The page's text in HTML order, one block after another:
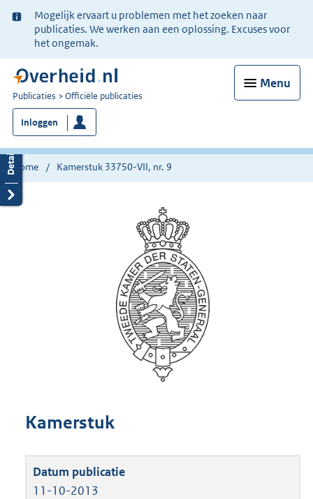
Ter
informatie:
Mogelijk ervaart u problemen met het zoeken naar
publicaties. We werken aan een oplossing. Excuses voor
het ongemak.
Menu
U
bent
nu
hier:
Publicaties Officiële publicaties
Inloggen
Home Kamerstuk 33750-VII, nr. 9
Kamerstuk
11-10-2013